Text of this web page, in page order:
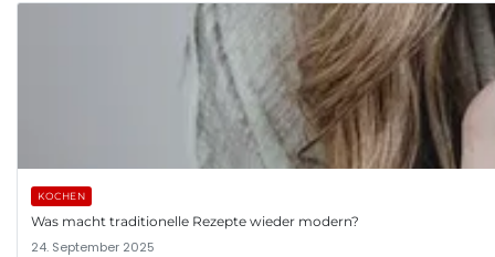
KOCHEN
Was macht traditionelle Rezepte wieder modern?
24. September 2025